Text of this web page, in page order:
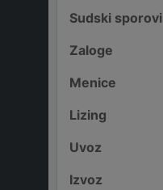
Sudski sporovi
Zaloge
Menice
Lizing
Uvoz
Izvoz